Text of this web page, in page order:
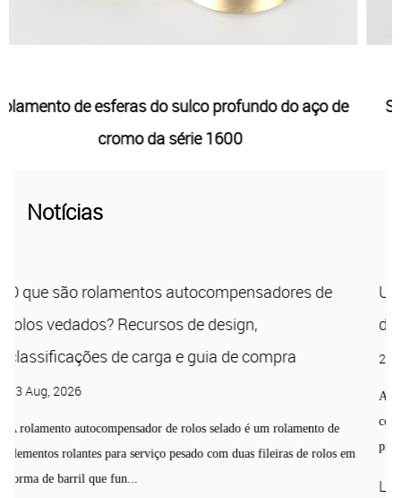
de
Série 6000 Dois Selos de Contato
Esferas Profundo
Notícias
de
de
rolos em
Unidades de travesseiros: um guia completo
design, tipos e seleção
27 Jul, 2026
A unidade de travesseiro é um conjunto de rolamento
consiste em um alojamento — normalmente ferro fundido,
prensado ou termoplástico — que...
LEIA MAIS